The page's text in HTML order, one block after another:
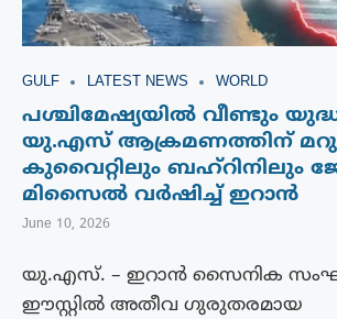
GULF LATEST NEWS WORLD
പശ്ചിമേഷ്യയിൽ വീണ്ടും യുദ്ധ
യു.എസ് ആക്രമണത്തിന്
കുവൈറ്റിലും ബഹ്റിനിലും
മിസൈൽ വർഷിച്ച് ഇറാൻ
June 10, 2026
യു.എസ്. – ഇറാൻ സൈനിക
ഈസ്റ്റിൽ അതീവ ഗുരുതരമായ